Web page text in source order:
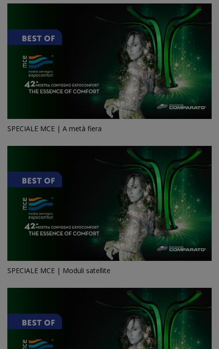
SPECIALE MCE | A metà fiera
SPECIALE MCE | Moduli satellite